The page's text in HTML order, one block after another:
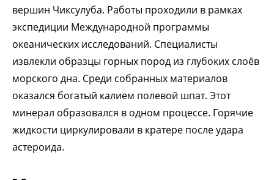
вершин Чиксулуба. Работы проходили в рамках
экспедиции Международной программы
океанических исследований. Специалисты
извлекли образцы горных пород из глубоких слоёв
морского дна. Среди собранных материалов
оказался богатый калием полевой шпат. Этот
минерал образовался в одном процессе. Горячие
жидкости циркулировали в кратере после удара
астероида.